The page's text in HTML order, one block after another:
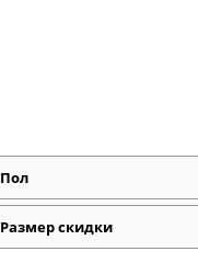
Пол
Размер скидки